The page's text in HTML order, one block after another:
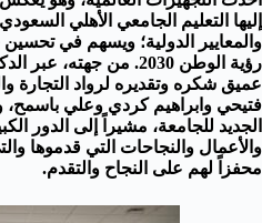
إليها التعليم الجامعي الأهلي
والمعايير الدولية؛ ويسهم في
رؤية الوطن 2030. من
عميق شكره وتقديره لرواد
فتيحي وابراهيم كردي وعلي
الجديد للجامعة، مشيراً إلى الدور
والأعمال والنجاحات التي قدموها
محفزاً لهم على النجاح والتقدم.